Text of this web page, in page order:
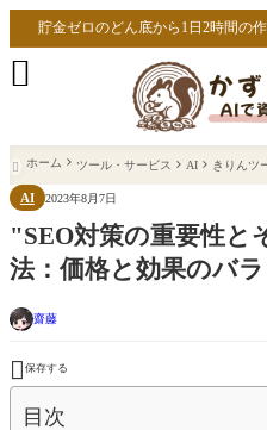
貯金ゼロのどん底から1日2時間の

 ホーム ツール・サービス AI きりんツ
AI 2023年8月7日
"SEO対策の重要性と
法：価格と効果のバ
齋藤
 保存する
目次